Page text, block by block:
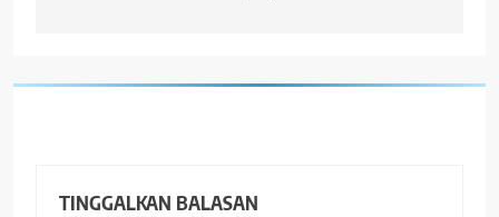
TINGGALKAN BALASAN